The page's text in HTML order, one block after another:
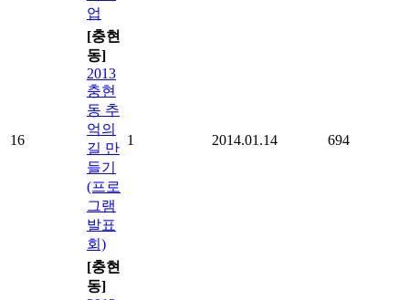
업
16
[충현
동]
2013
충현
동 추
억의
길 만
들기
(프로
그램
발표
회)
1 2014.01.14 694
[충현
동]